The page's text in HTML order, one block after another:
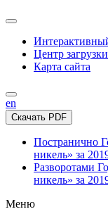
Центр загрузки
Карта сайта
en
Скачать PDF
Постранично
никель» за
Разворотами
никель» за
Меню